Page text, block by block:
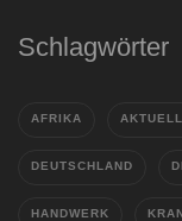
Schlagwörter
AFRIKA
DEUTSCHLAND
HANDWERK